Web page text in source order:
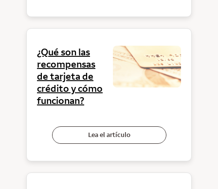
¿Qué son las
recompensas
de tarjeta de
crédito y cómo
funcionan?
Lea el artículo